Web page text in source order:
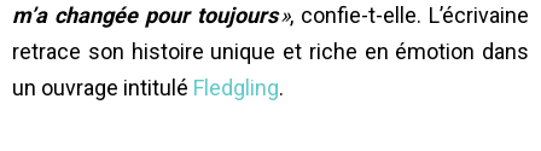
m’a changée pour toujours», confie-t-elle. L’écrivaine
retrace son histoire unique et riche en émotion dans
un ouvrage intitulé Fledgling.